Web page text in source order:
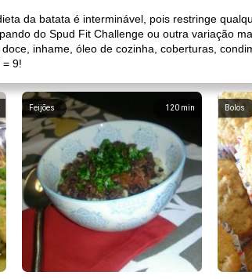
da batata é interminável, pois restringe
do Spud Fit Challenge ou outra variação
inhame, óleo de cozinha, coberturas,
= 9!
120 min
Feijões Bolos